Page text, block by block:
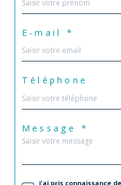
E-mail *
Téléphone
Message *
j'ai pris connaissance